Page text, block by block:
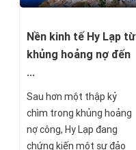
Nền kinh tế Hy Lạp từ
khủng hoảng nợ đến
...
Sau hơn một thập kỷ
chìm trong khủng hoảng
nợ công, Hy Lạp đang
chứng kiến một sự đảo